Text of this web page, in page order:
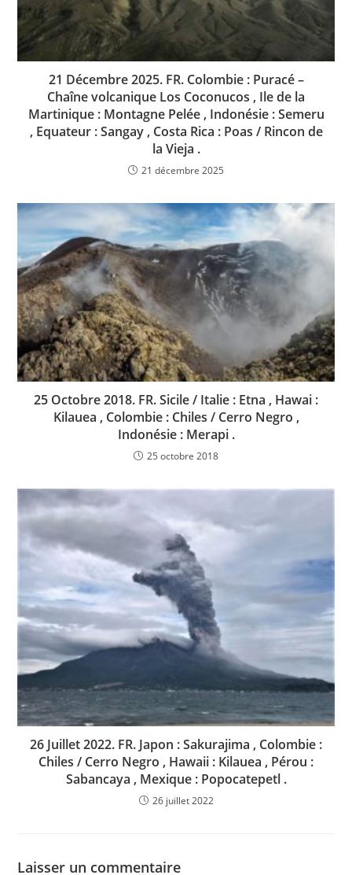
21 Décembre 2025. FR. Colombie : Puracé –
Chaîne volcanique Los Coconucos , Ile de la
Martinique : Montagne Pelée , Indonésie : Semeru
, Equateur : Sangay , Costa Rica : Poas / Rincon de
la Vieja .
21 décembre 2025
25 Octobre 2018. FR. Sicile / Italie : Etna , Hawai :
Kilauea , Colombie : Chiles / Cerro Negro ,
Indonésie : Merapi .
25 octobre 2018
26 Juillet 2022. FR. Japon : Sakurajima , Colombie :
Chiles / Cerro Negro , Hawaii : Kilauea , Pérou :
Sabancaya , Mexique : Popocatepetl .
26 juillet 2022
Laisser un commentaire